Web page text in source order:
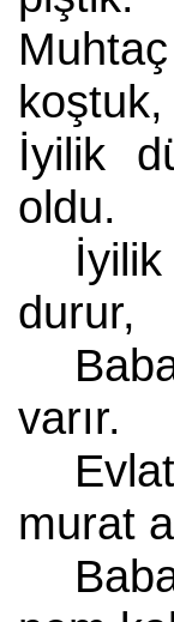
koştuk,
İyilik
oldu.
durur,
varır.
murat